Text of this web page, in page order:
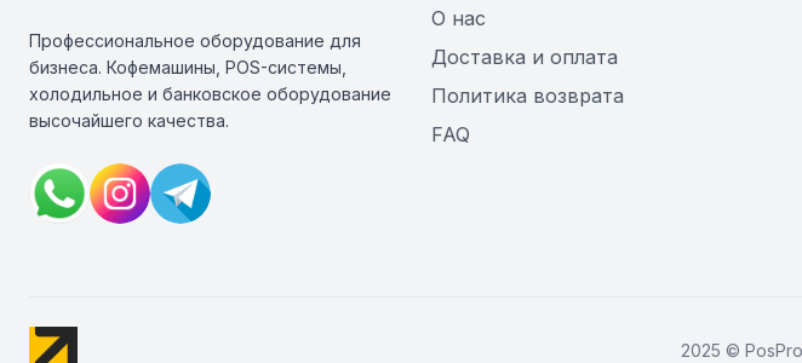
Профессиональное оборудование для
бизнеса. Кофемашины, POS-системы,
холодильное и банковское оборудование
высочайшего качества.
О нас
Доставка и оплата
Политика возврата
FAQ
2025 ©